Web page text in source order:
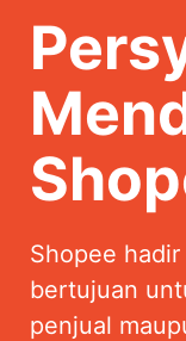
Shopee
bertujuan
penjual